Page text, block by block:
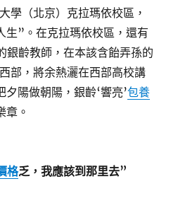
學（北京）克拉瑪依校區，
生”。在克拉瑪依校區，還有
銀齡教師，在本該含飴弄孫的
部，將余熱灑在西部高校講
陽做朝陽，銀齡‘響亮’包養
章。
格乏，我應該到那里去”